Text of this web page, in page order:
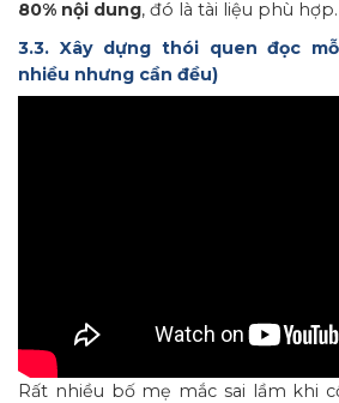
80% nội dung, đó là tài liệu phù hợp.
3.3. Xây dựng thói quen đọc
nhiều nhưng cần đều)
Rất nhiều bố mẹ mắc sai lầm khi